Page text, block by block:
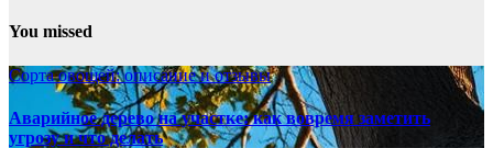
You missed
Сорта овощей: описание и отзывы
Аварийное дерево на участке: как вовремя заметить
угрозу и что делать